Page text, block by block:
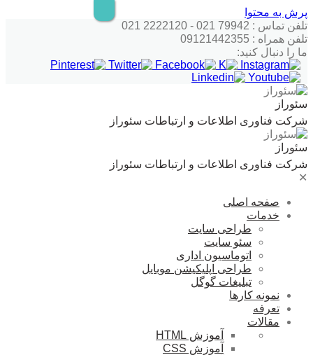
پرش به محتوا
تلفن تماس : 79942 021 - 2222120 021
تلفن همراه : 09121442355
ما را دنبال کنید:
سئوراز
شرکت فناوری اطلاعات و ارتباطات سئوراز
سئوراز
شرکت فناوری اطلاعات و ارتباطات سئوراز
✕
صفحه اصلی
خدمات
طراحی سایت
سئو سایت
اتوماسیون اداری
طراحی اپلیکیشن موبایل
تبلیغات گوگل
نمونه کارها
تعرفه
مقالات
آموزش HTML
آموزش CSS